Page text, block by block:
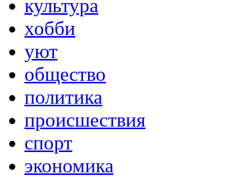
культура
хобби
уют
общество
политика
происшествия
спорт
экономика